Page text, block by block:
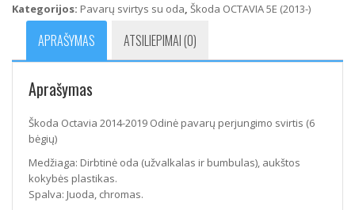
Odinė
perjungimo
svirtis
bėgių)
Kategorijos: Pavarų svirtys su oda, Škoda OCTAVIA 5E (2013-)
APRAŠYMAS ATSILIEPIMAI (0)
Aprašymas
Škoda Octavia 2014-2019 Odinė pavarų perjungimo svirtis (6
bėgių)
Medžiaga: Dirbtinė oda (užvalkalas ir bumbulas), aukštos
kokybės plastikas.
Spalva: Juoda, chromas.